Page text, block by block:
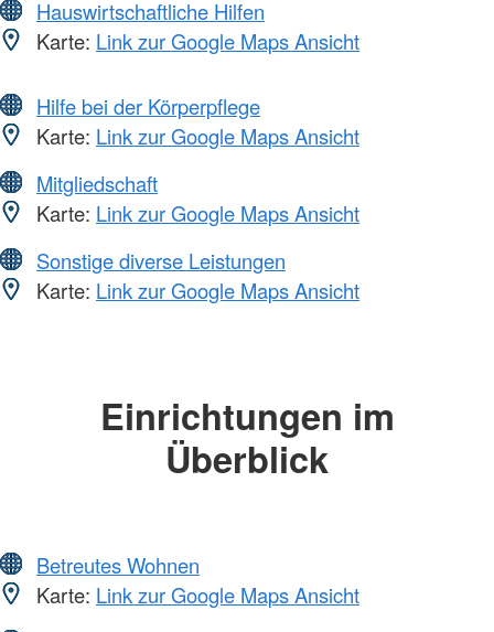
Hauswirtschaftliche Hilfen
Karte: Link zur Google Maps Ansicht
Hilfe bei der Körperpflege
Karte: Link zur Google Maps Ansicht
Mitgliedschaft
Karte: Link zur Google Maps Ansicht
Sonstige diverse Leistungen
Karte: Link zur Google Maps Ansicht
Einrichtungen im
Überblick
Betreutes Wohnen
Karte: Link zur Google Maps Ansicht